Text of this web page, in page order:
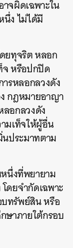
จผิดเฉพาะใน
ง ไม่ได้มี
ยทุจริต หลอก
จ หรือปกปิด
รหลอกลวงดัง
กฎหมายอาญา
ลอกลวงดัง
มเท็จให้ผู้อื่น
ประมาทตาม
นึ่งที่พยายาม
ดยจำกัดเฉพาะ
ทรัพย์สิน หรือ
ษาภายใต้กรอบ